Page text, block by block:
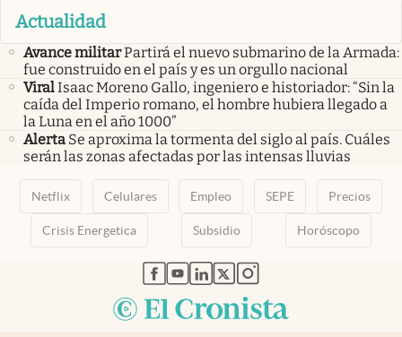
Actualidad
Avance militarPartirá el nuevo submarino de la Armada:
fue construido en el país y es un orgullo nacional
ViralIsaac Moreno Gallo, ingeniero e historiador: “Sin la
caída del Imperio romano, el hombre hubiera llegado a
la Luna en el año 1000”
Alerta Se aproxima la tormenta del siglo al país. Cuáles
serán las zonas afectadas por las intensas lluvias
Netflix Celulares Empleo SEPE Precios
Crisis Energetica Subsidio Horóscopo
abre en nueva pestaña
abre en nueva pestaña
abre en nueva pestaña
abre en nueva pestaña
abre en nueva pestaña